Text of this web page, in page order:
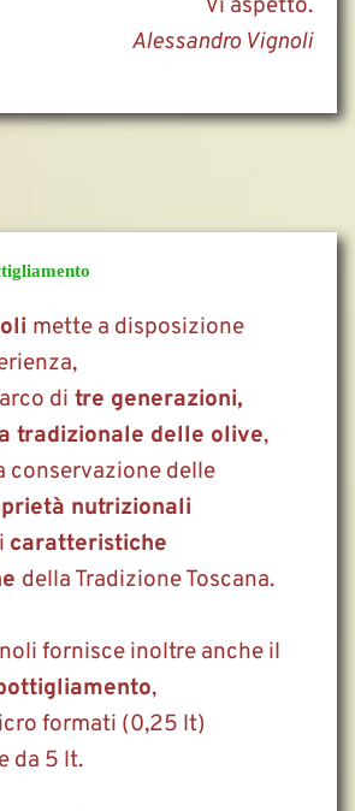
Vi aspetto.
Alessandro Vignoli
mette a disposizione
di tre generazioni,
tradizionale delle olive,
conservazione delle
nutrizionali
caratteristiche
della Tradizione Toscana.
fornisce inoltre anche il
,
formati (0,25 lt)
da 5 lt.